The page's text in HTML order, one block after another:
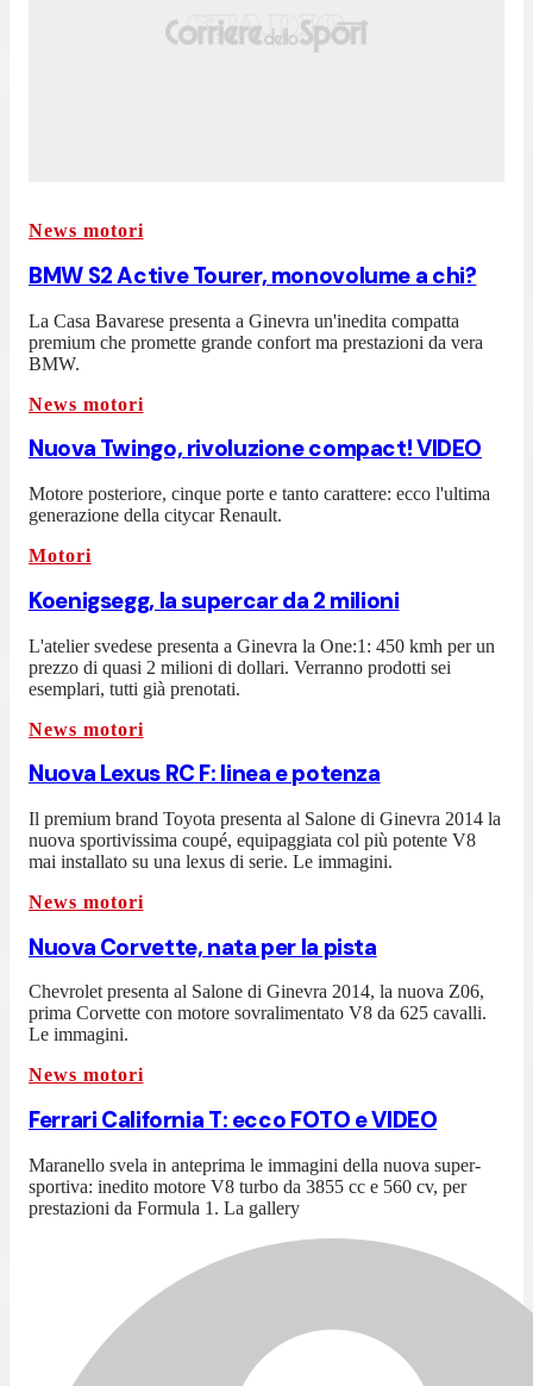
News motori
BMW S2 Active Tourer, monovolume a chi?
La Casa Bavarese presenta a Ginevra un'inedita compatta
premium che promette grande confort ma prestazioni da vera
BMW.
News motori
Nuova Twingo, rivoluzione compact! VIDEO
Motore posteriore, cinque porte e tanto carattere: ecco l'ultima
generazione della citycar Renault.
Motori
Koenigsegg, la supercar da 2 milioni
L'atelier svedese presenta a Ginevra la One:1: 450 kmh per un
prezzo di quasi 2 milioni di dollari. Verranno prodotti sei
esemplari, tutti già prenotati.
News motori
Nuova Lexus RC F: linea e potenza
Il premium brand Toyota presenta al Salone di Ginevra 2014 la
nuova sportivissima coupé, equipaggiata col più potente V8
mai installato su una lexus di serie. Le immagini.
News motori
Nuova Corvette, nata per la pista
Chevrolet presenta al Salone di Ginevra 2014, la nuova Z06,
prima Corvette con motore sovralimentato V8 da 625 cavalli.
Le immagini.
News motori
Ferrari California T: ecco FOTO e VIDEO
Maranello svela in anteprima le immagini della nuova super-
sportiva: inedito motore V8 turbo da 3855 cc e 560 cv, per
prestazioni da Formula 1. La gallery